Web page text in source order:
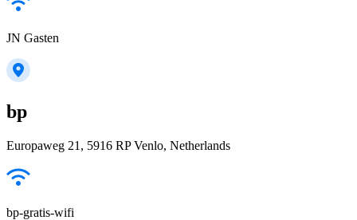
JN Gasten
bp
Europaweg 21, 5916 RP Venlo, Netherlands
bp-gratis-wifi